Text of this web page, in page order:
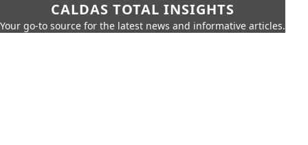
CALDAS TOTAL INSIGHTS
Your go-to source for the latest news and informative articles.